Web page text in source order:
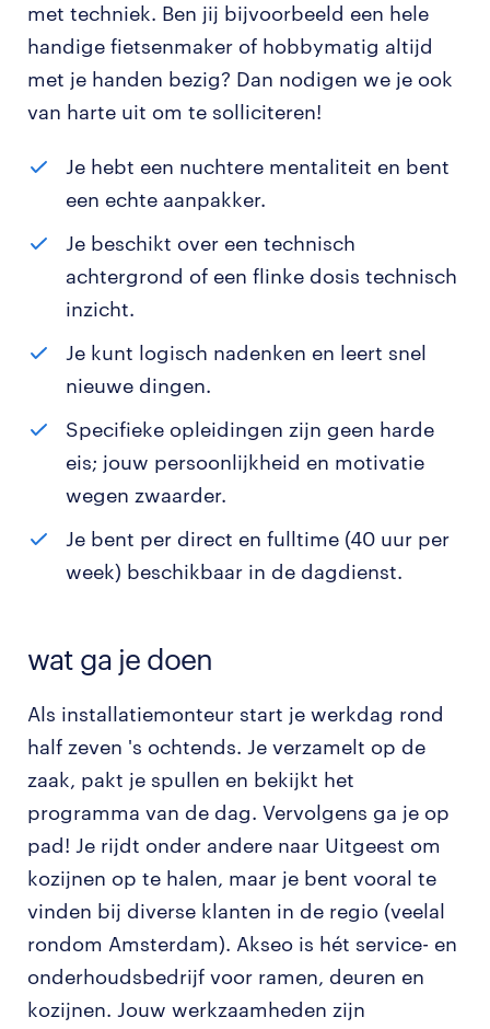
met techniek. Ben jij bijvoorbeeld een hele
handige fietsenmaker of hobbymatig altijd
met je handen bezig? Dan nodigen we je ook
van harte uit om te solliciteren!
Je hebt een nuchtere mentaliteit en bent
een echte aanpakker.
Je beschikt over een technisch
achtergrond of een flinke dosis technisch
inzicht.
Je kunt logisch nadenken en leert snel
nieuwe dingen.
Specifieke opleidingen zijn geen harde
eis; jouw persoonlijkheid en motivatie
wegen zwaarder.
Je bent per direct en fulltime (40 uur per
week) beschikbaar in de dagdienst.
wat ga je doen
Als installatiemonteur start je werkdag rond
half zeven 's ochtends. Je verzamelt op de
zaak, pakt je spullen en bekijkt het
programma van de dag. Vervolgens ga je op
pad! Je rijdt onder andere naar Uitgeest om
kozijnen op te halen, maar je bent vooral te
vinden bij diverse klanten in de regio (veelal
rondom Amsterdam). Akseo is hét service- en
onderhoudsbedrijf voor ramen, deuren en
kozijnen. Jouw werkzaamheden zijn